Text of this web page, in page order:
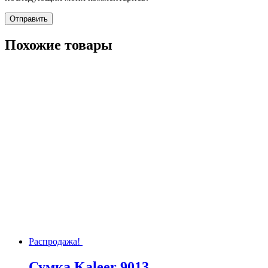
Похожие товары
Распродажа!